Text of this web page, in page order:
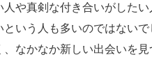
や真剣な付き合いがした
いう人も多いのではない
なかなか新しい出会いを